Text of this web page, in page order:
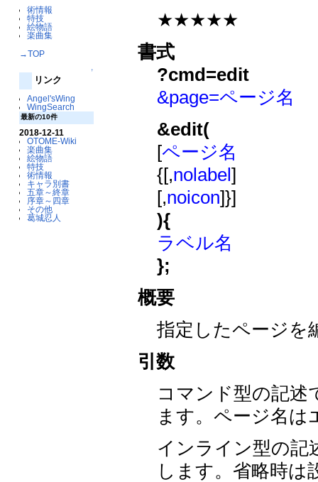
術情報
特技
絵物語
楽曲集
→TOP
↑
リンク
Angel'sWing
WingSearch
最新の10件
2018-12-11
OTOME-Wiki
楽曲集
絵物語
特技
術情報
キャラ別書
五章～終章
序章～四章
その他
葛城忍人
★★★★★
書式
?cmd=edit
&page=ページ名
&edit(
[ページ名
{[,nolabel]
[,noicon]}]
){
ラベル名
};
概要
指定したページを
引数
コマンド型の記述
ます。ページ名
インライン型の記
します。省略時は